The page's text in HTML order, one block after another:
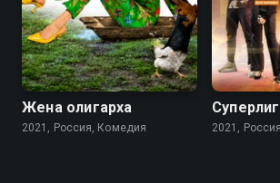
7.6
Жена олигарха
2021, Россия, Комедия
5.1
2021,